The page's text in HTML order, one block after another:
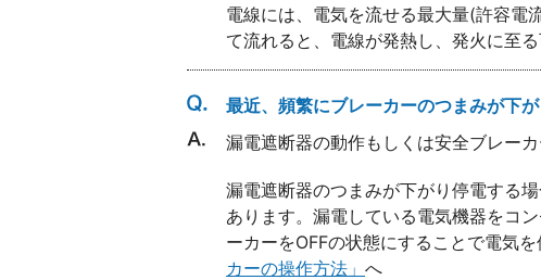
電線には、電気を流せる最大量(許容電
て流れると、電線が発熱し、発火に至る
最近、頻繁にブレーカーのつまみが下
漏電遮断器の動作もしくは安全ブレー
漏電遮断器のつまみが下がり停電する
あります。漏電している電気機器をコ
ーカーをOFFの状態にすることで電気
カーの操作方法」 へ